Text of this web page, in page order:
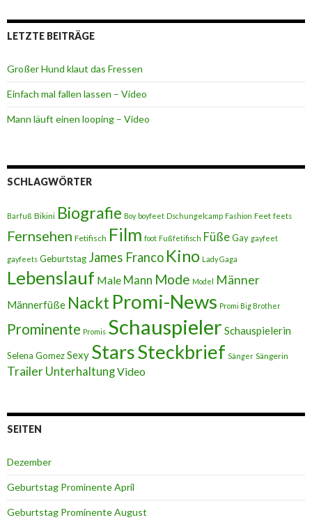
LETZTE BEITRÄGE
Großer Hund klaut das Fressen
Einfach mal fallen lassen – Video
Mann läuft einen looping – Video
SCHLAGWÖRTER
Barfuß Bikini Biografie Boy boyfeet Dschungelcamp Fashion Feet feets
Fernsehen Fetifisch Film foot Fußfetifisch FüßeGay gayfeet
gayfeets Geburtstag James Franco Kino Lady Gaga
Lebenslauf Male Mann Mode Model Männer
Männerfüße Nackt Promi-News Promi Big Brother
Prominente Promis Schauspieler Schauspielerin
Selena GomezSexy StarsSteckbrief Sänger Sängerin
Trailer UnterhaltungVideo
SEITEN
Dezember
Geburtstag Prominente April
Geburtstag Prominente August